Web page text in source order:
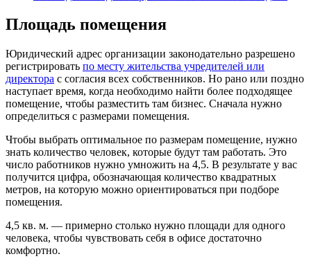
Площадь помещения
Юридический адрес организации законодательно разрешено
регистрировать по месту жительства учредителей или
директора с согласия всех собственников. Но рано или поздно
наступает время, когда необходимо найти более подходящее
помещение, чтобы разместить там бизнес. Сначала нужно
определиться с размерами помещения.
Чтобы выбрать оптимальное по размерам помещение, нужно
знать количество человек, которые будут там работать. Это
число работников нужно умножить на 4,5. В результате у вас
получится цифра, обозначающая количество квадратных
метров, на которую можно ориентироваться при подборе
помещения.
4,5 кв. м. — примерно столько нужно площади для одного
человека, чтобы чувствовать себя в офисе достаточно
комфортно.